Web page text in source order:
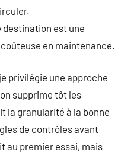
destination est une
en maintenance.
privilégie une approche
supprime tôt les
la granularité à la bonne
de contrôles avant
au premier essai, mais